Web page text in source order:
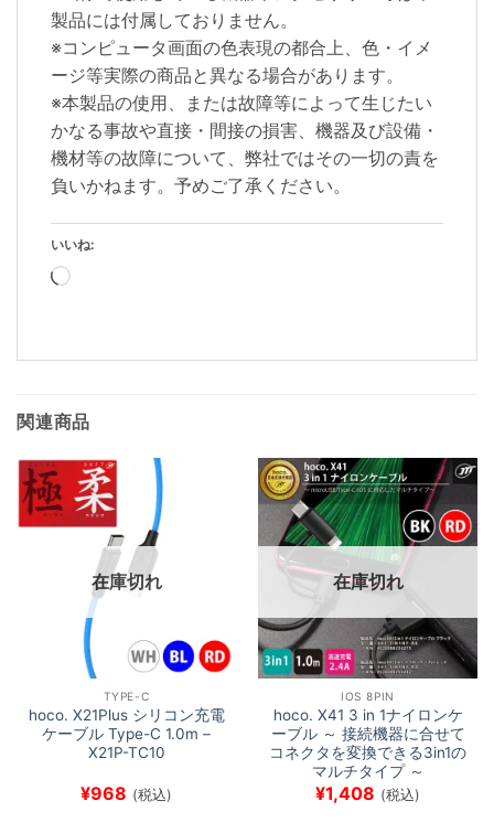
製品には付属しておりません。
※コンピュータ画面の色表現の都合上、色・イメ
ージ等実際の商品と異なる場合があります。
※本製品の使用、または故障等によって生じたい
かなる事故や直接・間接の損害、機器及び設備・
機材等の故障について、弊社ではその一切の責を
負いかねます。予めご了承ください。
いいね:
読
み
関連商品
在庫切れ
TYPE-C
hoco. X21Plus シリコン充電
ケーブル Type-C 1.0m –
X21P-TC10
¥968 (税込)
在庫切れ
IOS 8PIN
hoco. X41 3 in 1ナイロンケ
ーブル ～ 接続機器に合せて
コネクタを変換できる3in1の
マルチタイプ ～
¥1,408 (税込)